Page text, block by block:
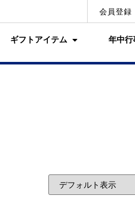
会員登録
ギフトアイテム 年中行